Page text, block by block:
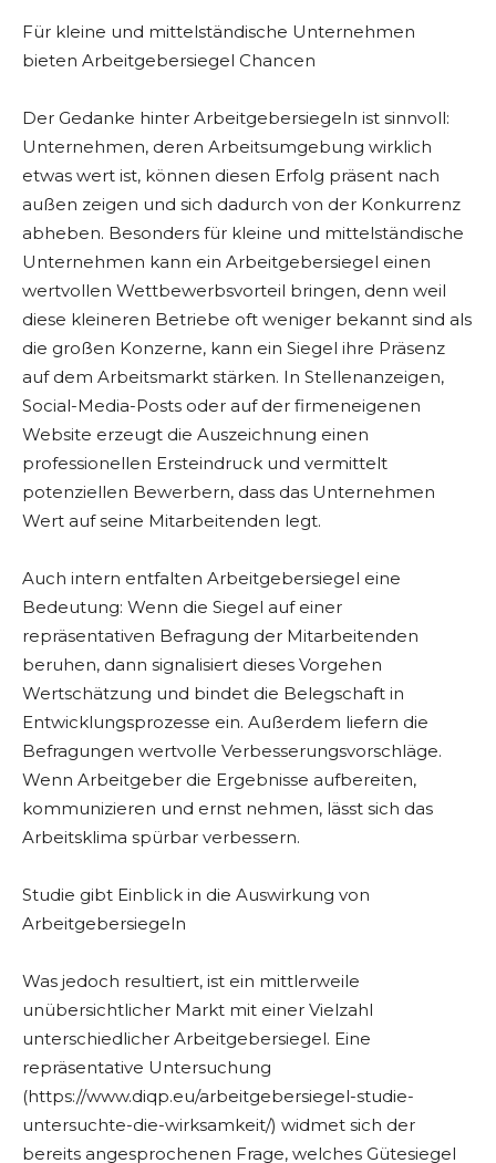
Für kleine und mittelständische Unternehmen
bieten Arbeitgebersiegel Chancen
Der Gedanke hinter Arbeitgebersiegeln ist sinnvoll:
Unternehmen, deren Arbeitsumgebung wirklich
etwas wert ist, können diesen Erfolg präsent nach
außen zeigen und sich dadurch von der Konkurrenz
abheben. Besonders für kleine und mittelständische
Unternehmen kann ein Arbeitgebersiegel einen
wertvollen Wettbewerbsvorteil bringen, denn weil
diese kleineren Betriebe oft weniger bekannt sind als
die großen Konzerne, kann ein Siegel ihre Präsenz
auf dem Arbeitsmarkt stärken. In Stellenanzeigen,
Social-Media-Posts oder auf der firmeneigenen
Website erzeugt die Auszeichnung einen
professionellen Ersteindruck und vermittelt
potenziellen Bewerbern, dass das Unternehmen
Wert auf seine Mitarbeitenden legt.
Auch intern entfalten Arbeitgebersiegel eine
Bedeutung: Wenn die Siegel auf einer
repräsentativen Befragung der Mitarbeitenden
beruhen, dann signalisiert dieses Vorgehen
Wertschätzung und bindet die Belegschaft in
Entwicklungsprozesse ein. Außerdem liefern die
Befragungen wertvolle Verbesserungsvorschläge.
Wenn Arbeitgeber die Ergebnisse aufbereiten,
kommunizieren und ernst nehmen, lässt sich das
Arbeitsklima spürbar verbessern.
Studie gibt Einblick in die Auswirkung von
Arbeitgebersiegeln
Was jedoch resultiert, ist ein mittlerweile
unübersichtlicher Markt mit einer Vielzahl
unterschiedlicher Arbeitgebersiegel. Eine
repräsentative Untersuchung
(https://www.diqp.eu/arbeitgebersiegel-studie-
untersuchte-die-wirksamkeit/) widmet sich der
bereits angesprochenen Frage, welches Gütesiegel